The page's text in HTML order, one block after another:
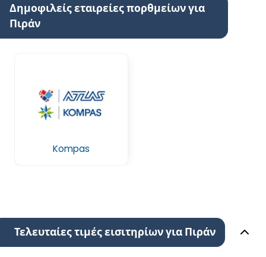
Δημοφιλείς εταιρείες πορθμείων για
Πιράν
Kompas
Τελευταίες τιμές εισιτηρίων για Πιράν